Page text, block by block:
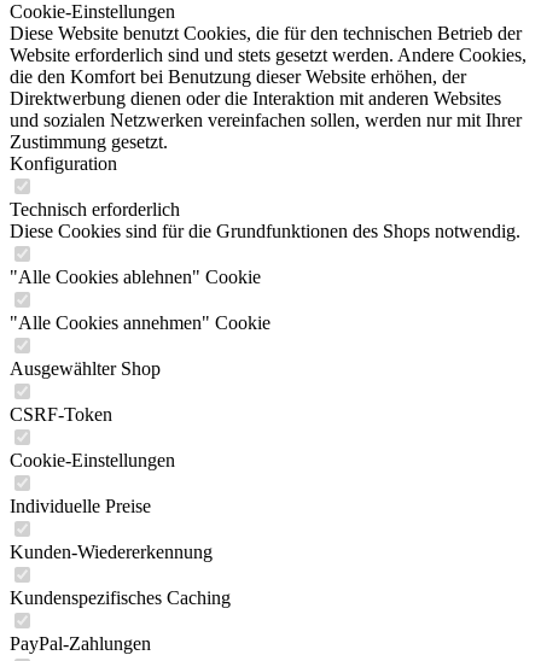
Cookie-Einstellungen
Diese Website benutzt Cookies, die für den technischen Betrieb der
Website erforderlich sind und stets gesetzt werden. Andere Cookies,
die den Komfort bei Benutzung dieser Website erhöhen, der
Direktwerbung dienen oder die Interaktion mit anderen Websites
und sozialen Netzwerken vereinfachen sollen, werden nur mit Ihrer
Zustimmung gesetzt.
Konfiguration
Technisch erforderlich
Diese Cookies sind für die Grundfunktionen des Shops notwendig.
"Alle Cookies ablehnen" Cookie
"Alle Cookies annehmen" Cookie
Ausgewählter Shop
CSRF-Token
Cookie-Einstellungen
Individuelle Preise
Kunden-Wiedererkennung
Kundenspezifisches Caching
PayPal-Zahlungen